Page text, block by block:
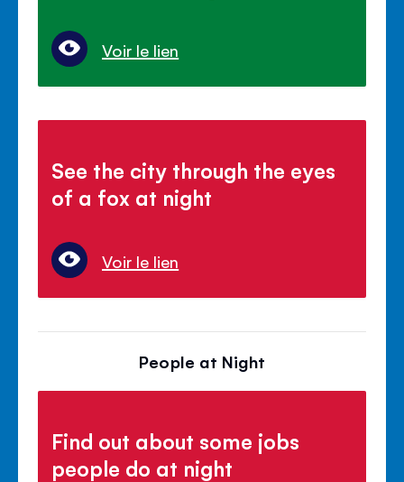
Voir le lien
See the city through the eyes
of a fox at night
Voir le lien
People at Night
Find out about some jobs
people do at night